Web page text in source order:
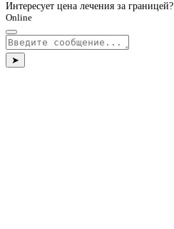
Интересует цена лечения за границей?
Online
➤